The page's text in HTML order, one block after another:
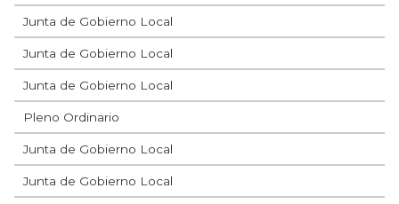
Junta de Gobierno Local
Junta de Gobierno Local
Junta de Gobierno Local
Pleno Ordinario
Junta de Gobierno Local
Junta de Gobierno Local